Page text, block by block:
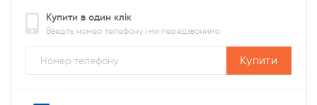
Купити в один клік
Введіть номер телефону і ми передзвонимо
Купити